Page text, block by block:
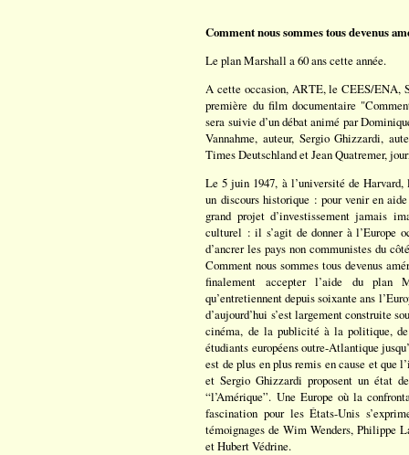
Comment nous sommes tous devenus
Le plan Marshall a 60 ans cette année.
A cette occasion, ARTE, le CEES/ENA,
première du film documentaire
sera suivie d’un débat animé par
Vannahme, auteur, Sergio Ghizzardi,
Times Deutschland et Jean Quatremer,
Le 5 juin 1947, à l’université de
un discours historique : pour venir en
grand projet d’investissement jamais
culturel : il s’agit de donner à l’Europe
d’ancrer les pays non communistes du
Comment nous sommes tous devenus
finalement accepter l’aide du plan
qu’entretiennent depuis soixante ans
d’aujourd’hui s’est largement construite
cinéma, de la publicité à la politique,
étudiants européens outre-Atlantique
est de plus en plus remis en cause et que
et Sergio Ghizzardi proposent un état
“l’Amérique”. Une Europe où la
fascination pour les États-Unis
témoignages de Wim Wenders, Philippe
et Hubert Védrine.